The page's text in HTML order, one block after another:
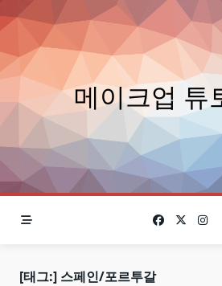
Skip
to
content
메이크업 튜
[태그:] 스페인/포르투갈